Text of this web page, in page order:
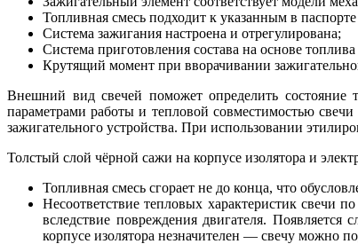
Топливная смесь подходит к указанным в
Система зажигания настроена и отрегулирована;
Система приготовления состава на основе топлива
Крутящий момент при вворачивании
Внешний вид свечей поможет определить состояние
параметрами работы и тепловой совместимостью
зажигательного устройства. При использовании
Толстый слой чёрной сажи на корпусе изолятора и
Топливная смесь сгорает не до конца, что
Несоответствие тепловых характеристик свечи
вследствие повреждения двигателя.
корпусе изолятора незначителен — свечу можно